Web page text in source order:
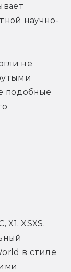
научно-
не
подобные
X1, XSXS,
в стиле